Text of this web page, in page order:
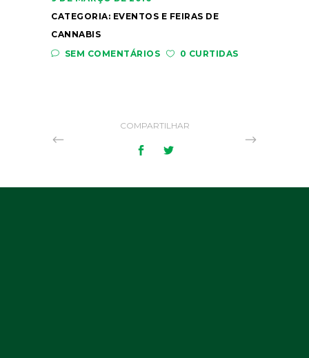
CATEGORIA: EVENTOS E FEIRAS DE
CANNABIS
SEM COMENTÁRIOS
0 CURTIDAS
COMPARTILHAR